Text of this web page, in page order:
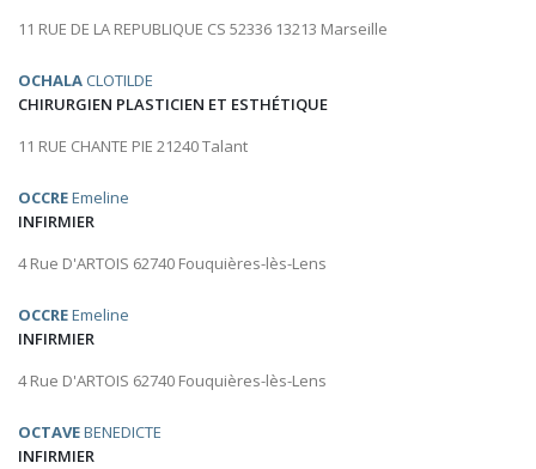
11 RUE DE LA REPUBLIQUE CS 52336 13213 Marseille
OCHALA CLOTILDE
CHIRURGIEN PLASTICIEN ET ESTHÉTIQUE
11 RUE CHANTE PIE 21240 Talant
OCCREEmeline
INFIRMIER
4 Rue D'ARTOIS 62740 Fouquières-lès-Lens
OCCREEmeline
INFIRMIER
4 Rue D'ARTOIS 62740 Fouquières-lès-Lens
OCTAVEBENEDICTE
INFIRMIER